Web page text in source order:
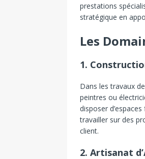
prestations
stratégique en
Les
1.
Dans les travaux
peintres ou
disposer
travailler sur des
client.
2. Artisanat